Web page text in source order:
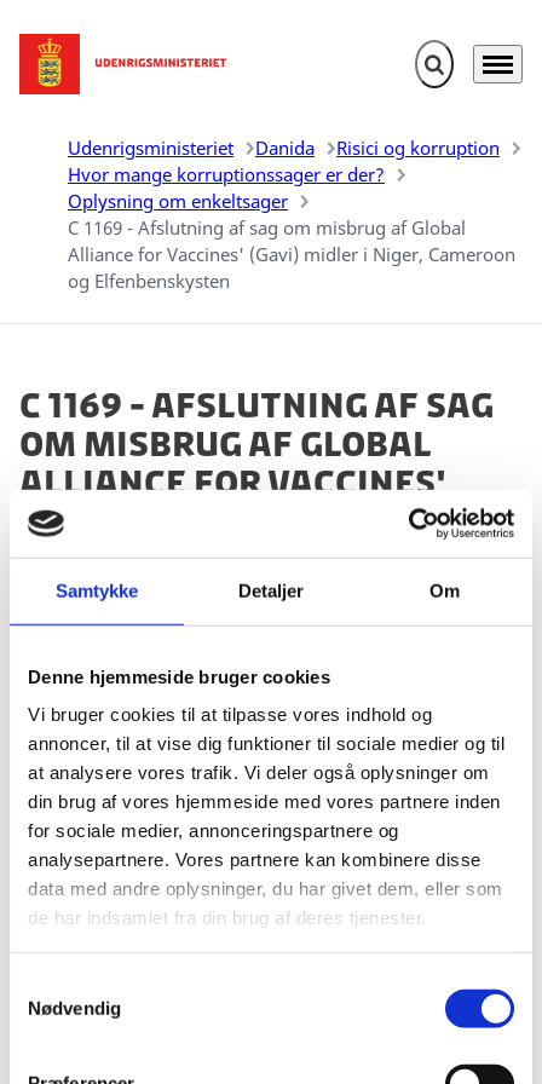
Samtykke Detaljer Om
Denne hjemmeside bruger cookies
Vi bruger cookies til at tilpasse vores indhold og
annoncer, til at vise dig funktioner til sociale medier og til
at analysere vores trafik. Vi deler også oplysninger om
din brug af vores hjemmeside med vores partnere inden
for sociale medier, annonceringspartnere og
analysepartnere. Vores partnere kan kombinere disse
data med andre oplysninger, du har givet dem, eller som
de har indsamlet fra din brug af deres tjenester.
Nødvendig
Gå til forsiden Fold søgefelt
Menu
Udenrigsministeriet Danida
Risici og korruption
Hvor mange korruptionssager er der?
Oplysning om enkeltsager
C 1169 - Afslutning af sag om misbrug af Global
Alliance for Vaccines' (Gavi) midler i Niger, Cameroon
og Elfenbenskysten
C 1169 - Afslutning af sag
om misbrug af Global
Alliance for Vaccines'
(Gavi) midler i Niger,
Cameroon og
Elfenbenskysten
13.05.2025
Del på Facebook
Del på X (Twitter)
Del på LinkedIn
Sagsnr.: C 1169
Rigsrevisionen informeres løbende om enkeltsager